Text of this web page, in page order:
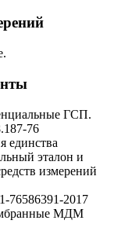
ГСП.
76
единства
эталон и
измерений
76586391-2017
МДМ